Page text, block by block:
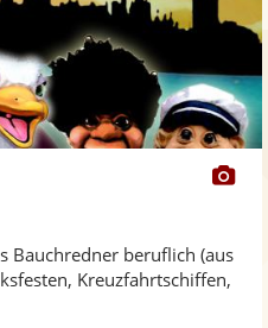
Bauchredner beruflich (aus
Kreuzfahrtschiffen,